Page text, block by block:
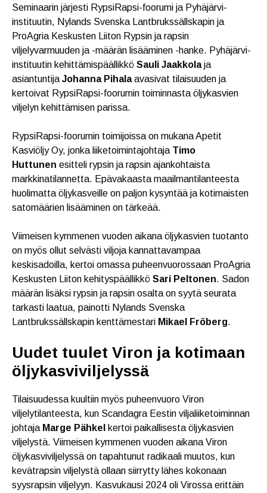
Seminaarin järjesti RypsiRapsi-foorumi ja Pyhäjärvi-
instituutin, Nylands Svenska Lantbrukssällskapin ja
ProAgria Keskusten Liiton Rypsin ja rapsin
viljelyvarmuuden ja -määrän lisääminen -hanke. Pyhäjärvi-
instituutin kehittämispäällikkö Sauli Jaakkolaja
asiantuntija Johanna Pihalaavasivat tilaisuuden ja
kertoivat RypsiRapsi-foorumin toiminnasta öljykasvien
viljelyn kehittämisen parissa.
RypsiRapsi-foorumin toimijoissa on mukana Apetit
Kasviöljy Oy, jonka liiketoimintajohtaja Timo
Huttunen esitteli rypsin ja rapsin ajankohtaista
markkinatilannetta. Epävakaasta maailmantilanteesta
huolimatta öljykasveille on paljon kysyntää ja kotimaisten
satomäärien lisääminen on tärkeää.
Viimeisen kymmenen vuoden aikana öljykasvien tuotanto
on myös ollut selvästi viljoja kannattavampaa
keskisadoilla, kertoi omassa puheenvuorossaan ProAgria
Keskusten Liiton kehityspäällikkö Sari Peltonen. Sadon
määrän lisäksi rypsin ja rapsin osalta on syytä seurata
tarkasti laatua, painotti Nylands Svenska
Lantbrukssällskapin kenttämestari Mikael Fröberg.
Uudet tuulet Viron ja kotimaan
öljykasviviljelyssä
Tilaisuudessa kuultiin myös puheenvuoro Viron
viljelytilanteesta, kun Scandagra Eestin viljaliiketoiminnan
johtaja Marge Pähkel
kertoi paikallisesta öljykasvien
viljelystä. Viimeisen kymmenen vuoden aikana Viron
öljykasviviljelyssä on tapahtunut radikaali muutos, kun
kevätrapsin viljelystä ollaan siirrytty lähes kokonaan
syysrapsin viljelyyn. Kasvukausi 2024 oli Virossa erittäin